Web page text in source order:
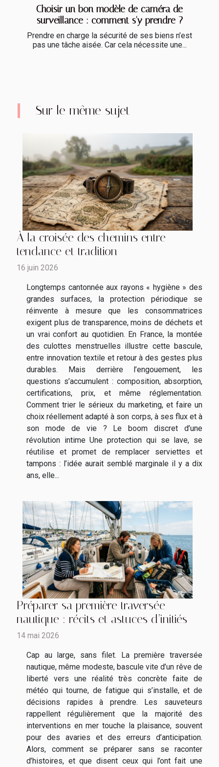
Choisir un bon modèle de caméra de
surveillance : comment s'y prendre ?
Prendre en charge la sécurité de ses biens n’est
pas une tâche aisée. Car cela nécessite une...
Sur le même sujet
À la croisée des chemins entre
tendance et tradition
16 juin 2026
Longtemps cantonnée aux rayons « hygiène » des
grandes surfaces, la protection périodique se
réinvente à mesure que les consommatrices
exigent plus de transparence, moins de déchets et
un vrai confort au quotidien. En France, la montée
des culottes menstruelles illustre cette bascule,
entre innovation textile et retour à des gestes plus
durables. Mais derrière l’engouement, les
questions s’accumulent : composition, absorption,
certifications, prix, et même réglementation.
Comment trier le sérieux du marketing, et faire un
choix réellement adapté à son corps, à ses flux et à
son mode de vie ? Le boom discret d’une
révolution intime Une protection qui se lave, se
réutilise et promet de remplacer serviettes et
tampons : l’idée aurait semblé marginale il y a dix
ans, elle...
Préparer sa première traversée
nautique : récits et astuces d’initiés
14 mai 2026
Cap au large, sans filet. La première traversée
nautique, même modeste, bascule vite d’un rêve de
liberté vers une réalité très concrète faite de
météo qui tourne, de fatigue qui s’installe, et de
décisions rapides à prendre. Les sauveteurs
rappellent régulièrement que la majorité des
interventions en mer touche la plaisance, souvent
pour des avaries et des erreurs d’anticipation.
Alors, comment se préparer sans se raconter
d’histoires, et que disent ceux qui l’ont fait une